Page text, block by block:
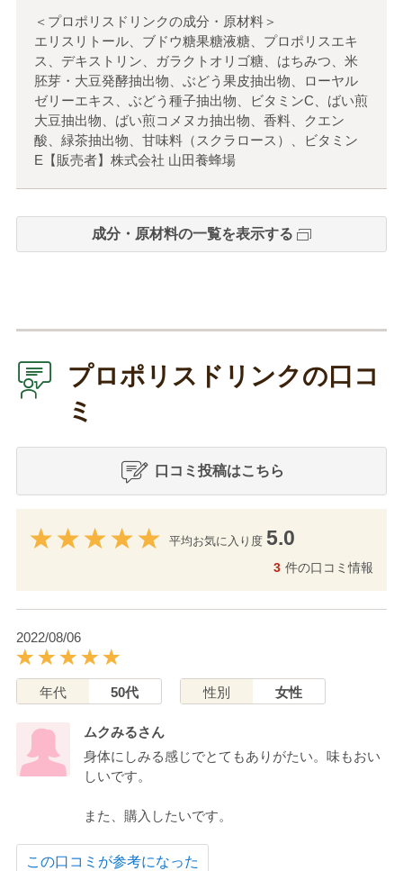
＜プロポリスドリンクの成分・原材料＞
エリスリトール、ブドウ糖果糖液糖、プロポリスエキ
ス、デキストリン、ガラクトオリゴ糖、はちみつ、米
胚芽・大豆発酵抽出物、ぶどう果皮抽出物、ローヤル
ゼリーエキス、ぶどう種子抽出物、ビタミンC、ばい煎
大豆抽出物、ばい煎コメヌカ抽出物、香料、クエン
酸、緑茶抽出物、甘味料（スクラロース）、ビタミン
E【販売者】株式会社 山田養蜂場
成分・原材料の一覧を表示する
プロポリスドリンクの口コ
ミ
口コミ投稿はこちら
平均お気に入り度 5.0
3 件の口コミ情報
2022/08/06
年代 50代 性別 女性
ムクみるさん
身体にしみる感じでとてもありがたい。味もおい
しいです。
また、購入したいです。
この口コミが参考になった